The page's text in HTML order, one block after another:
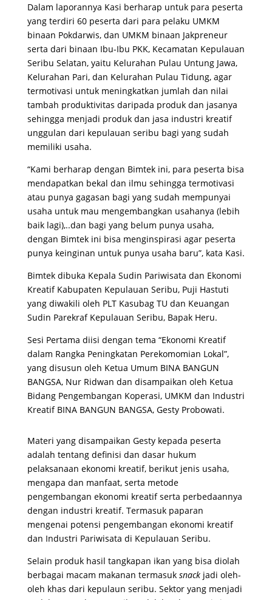
Dalam laporannya Kasi berharap untuk para peserta
yang terdiri 60 peserta dari para pelaku UMKM
binaan Pokdarwis, dan UMKM binaan Jakpreneur
serta dari binaan Ibu-Ibu PKK, Kecamatan Kepulauan
Seribu Selatan, yaitu Kelurahan Pulau Untung Jawa,
Kelurahan Pari, dan Kelurahan Pulau Tidung, agar
termotivasi untuk meningkatkan jumlah dan nilai
tambah produktivitas daripada produk dan jasanya
sehingga menjadi produk dan jasa industri kreatif
unggulan dari kepulauan seribu bagi yang sudah
memiliki usaha.
“Kami berharap dengan Bimtek ini, para peserta bisa
mendapatkan bekal dan ilmu sehingga termotivasi
atau punya gagasan bagi yang sudah mempunyai
usaha untuk mau mengembangkan usahanya (lebih
baik lagi),..dan bagi yang belum punya usaha,
dengan Bimtek ini bisa menginspirasi agar peserta
punya keinginan untuk punya usaha baru”, kata Kasi.
Bimtek dibuka Kepala Sudin Pariwisata dan Ekonomi
Kreatif Kabupaten Kepulauan Seribu, Puji Hastuti
yang diwakili oleh PLT Kasubag TU dan Keuangan
Sudin Parekraf Kepulauan Seribu, Bapak Heru.
Sesi Pertama diisi dengan tema “Ekonomi Kreatif
dalam Rangka Peningkatan Perekomomian Lokal”,
yang disusun oleh Ketua Umum BINA BANGUN
BANGSA, Nur Ridwan dan disampaikan oleh Ketua
Bidang Pengembangan Koperasi, UMKM dan Industri
Kreatif BINA BANGUN BANGSA, Gesty Probowati.
Materi yang disampaikan Gesty kepada peserta
adalah tentang definisi dan dasar hukum
pelaksanaan ekonomi kreatif, berikut jenis usaha,
mengapa dan manfaat, serta metode
pengembangan ekonomi kreatif serta perbedaannya
dengan industri kreatif. Termasuk paparan
mengenai potensi pengembangan ekonomi kreatif
dan Industri Pariwisata di Kepulauan Seribu.
Selain produk hasil tangkapan ikan yang bisa diolah
berbagai macam makanan termasuk snackjadi oleh-
oleh khas dari kepulaun seribu. Sektor yang menjadi